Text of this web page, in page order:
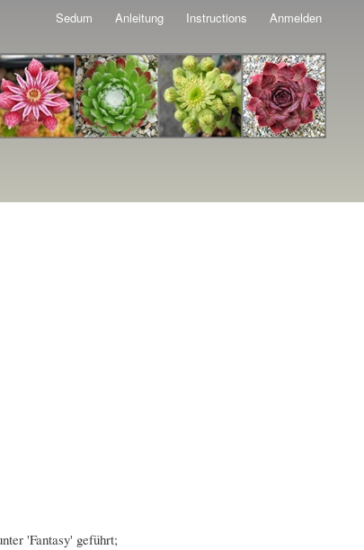
Sedum Anleitung Instructions Anmelden
'Fantasy' geführt;